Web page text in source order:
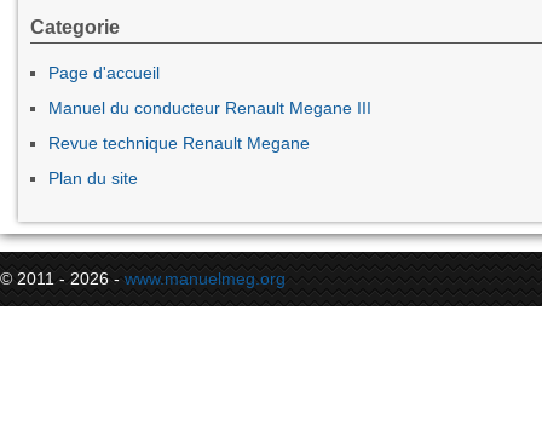
Categorie
Page d'accueil
Manuel du conducteur Renault Megane III
Revue technique Renault Megane
Plan du site
© 2011 - 2026 - www.manuelmeg.org